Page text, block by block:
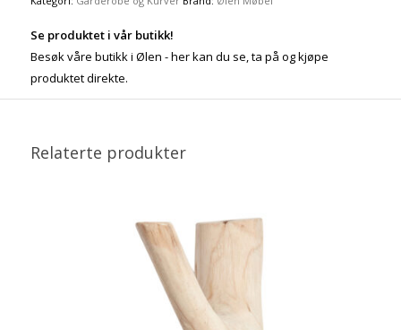
Se produktet i vår butikk!
Besøk våre butikk i Ølen - her kan du se, ta på og kjøpe
produktet direkte.
Relaterte produkter